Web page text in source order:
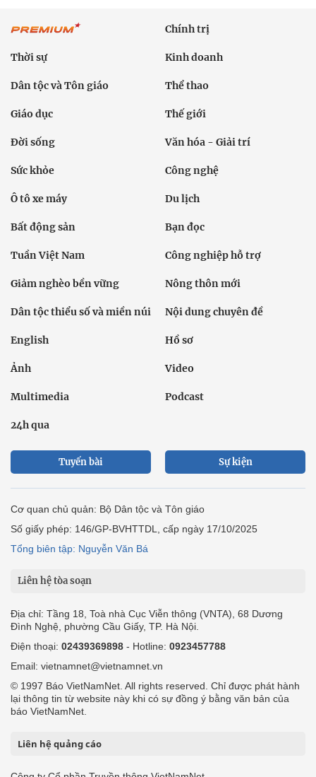
Chính trị
Thời sự Kinh doanh
Dân tộc và Tôn giáo Thể thao
Giáo dục Thế giới
Đời sống Văn hóa - Giải trí
Sức khỏe Công nghệ
Ô tô xe máy Du lịch
Bất động sản Bạn đọc
Tuần Việt Nam Công nghiệp hỗ trợ
Giảm nghèo bền vững Nông thôn mới
Dân tộc thiểu số và miền núi Nội dung chuyên đề
English Hồ sơ
Ảnh Video
Multimedia Podcast
24h qua
Tuyến bài Sự kiện
Cơ quan chủ quản: Bộ Dân tộc và Tôn giáo
Số giấy phép: 146/GP-BVHTTDL, cấp ngày 17/10/2025
Tổng biên tập: Nguyễn Văn Bá
Liên hệ tòa soạn
Địa chỉ: Tầng 18, Toà nhà Cục Viễn thông (VNTA), 68 Dương
Đình Nghệ, phường Cầu Giấy, TP. Hà Nội.
Điện thoại: 02439369898 - Hotline: 0923457788
Email: vietnamnet@vietnamnet.vn
© 1997 Báo VietNamNet. All rights reserved. Chỉ được phát hành
lại thông tin từ website này khi có sự đồng ý bằng văn bản của
báo VietNamNet.
Liên hệ quảng cáo